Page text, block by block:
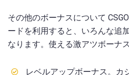
その他のボーナスについて
ードを利用すると、いろんな追
なります。使える激アツボーナ
レベルアップボーナス。カ